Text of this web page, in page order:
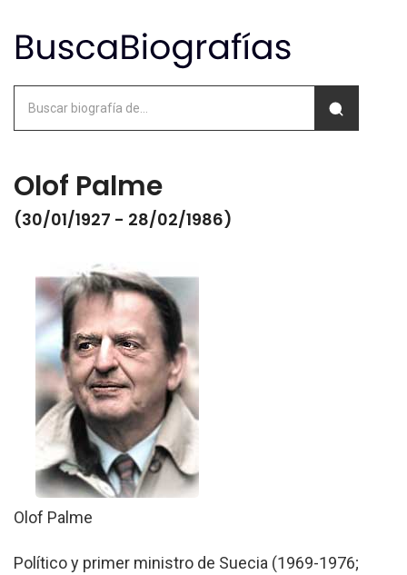
Olof Palme
(30/01/1927 - 28/02/1986)
Olof Palme
Político y primer ministro de Suecia (1969-1976;